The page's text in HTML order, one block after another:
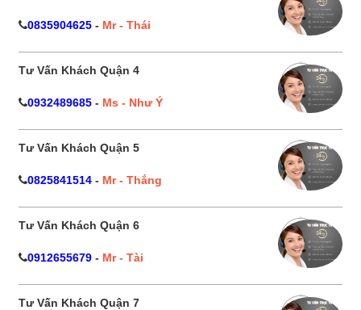
0835904625 - Mr - Thái
Tư Vấn Khách Quận 4
0932489685 - Ms - Như Ý
Tư Vấn Khách Quận 5
0825841514 - Mr - Thắng
Tư Vấn Khách Quận 6
0912655679 - Mr - Tài
Tư Vấn Khách Quận 7